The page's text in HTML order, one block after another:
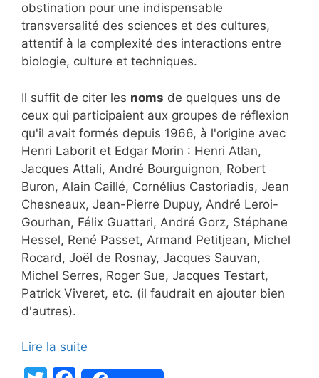
obstination pour une indispensable
transversalité des sciences et des cultures,
attentif à la complexité des interactions entre
biologie, culture et techniques.
Il suffit de citer les noms de quelques uns de
ceux qui participaient aux groupes de réflexion
qu'il avait formés depuis 1966, à l'origine avec
Henri Laborit et Edgar Morin : Henri Atlan,
Jacques Attali, André Bourguignon, Robert
Buron, Alain Caillé, Cornélius Castoriadis, Jean
Chesneaux, Jean-Pierre Dupuy, André Leroi-
Gourhan, Félix Guattari, André Gorz, Stéphane
Hessel, René Passet, Armand Petitjean, Michel
Rocard, Joël de Rosnay, Jacques Sauvan,
Michel Serres, Roger Sue, Jacques Testart,
Patrick Viveret, etc. (il faudrait en ajouter bien
d'autres).
Lire la suite